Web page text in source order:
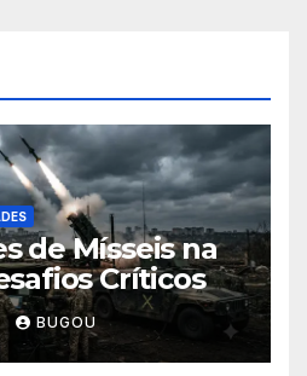
de Mísseis na
Críticos
BUGOU